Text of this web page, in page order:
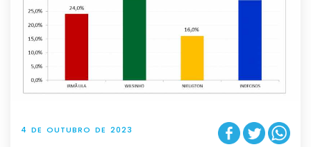
4 DE OUTUBRO DE 2023